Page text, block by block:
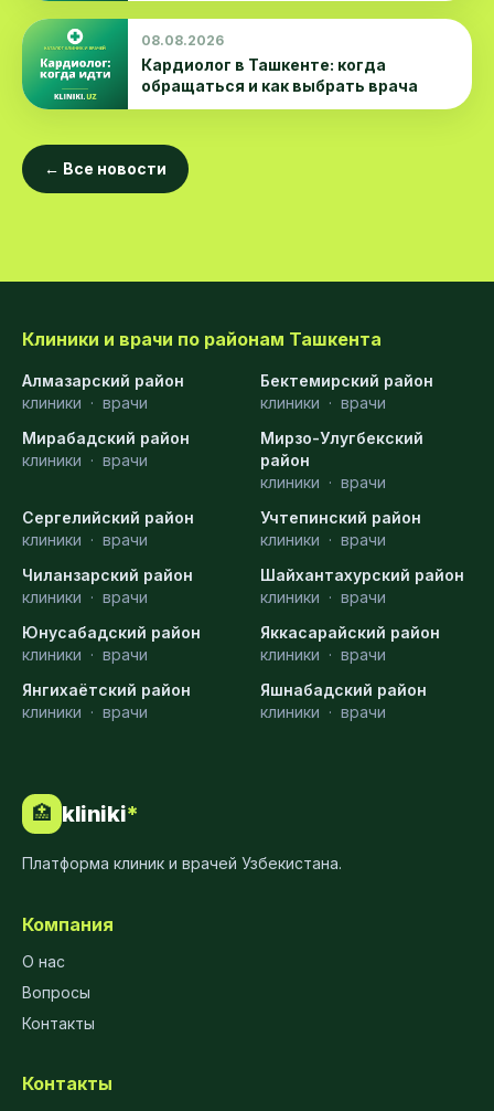
08.08.2026
Кардиолог в Ташкенте: когда
обращаться и как выбрать врача
← Все новости
Клиники и врачи по районам Ташкента
Алмазарский район
клиники · врачи
Бектемирский район
клиники · врачи
Мирабадский район
клиники · врачи
Мирзо-Улугбекский
район
клиники · врачи
Сергелийский район
клиники · врачи
Учтепинский район
клиники · врачи
Чиланзарский район
клиники · врачи
Шайхантахурский район
клиники · врачи
Юнусабадский район
клиники · врачи
Яккасарайский район
клиники · врачи
Янгихаётский район
клиники · врачи
Яшнабадский район
клиники · врачи
🏥 kliniki*
Платформа клиник и врачей Узбекистана.
Компания
О нас
Вопросы
Контакты
Контакты